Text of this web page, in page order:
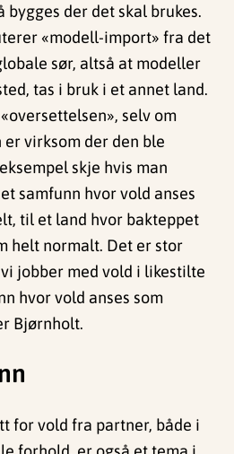
bygges der det skal brukes.
«modell-import» fra det
sør, altså at modeller
tas i bruk i et annet land.
selv om
er virksom der den ble
skje hvis man
samfunn hvor vold anses
til et land hvor bakteppet
helt normalt. Det er stor
jobber med vold i likestilte
hvor vold anses som
Bjørnholt.
for vold fra partner, både i